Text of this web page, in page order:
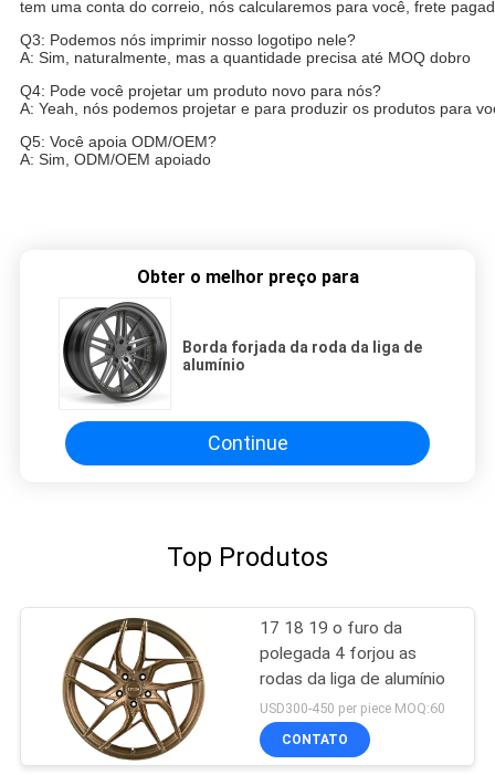
tem uma conta do correio, nós calcularemos para você, frete
Q3: Podemos nós imprimir nosso logotipo nele?
A: Sim, naturalmente, mas a quantidade precisa até MOQ dobro
Q4: Pode você projetar um produto novo para nós?
A: Yeah, nós podemos projetar e para produzir os produtos para
Q5: Você apoia ODM/OEM?
A: Sim, ODM/OEM apoiado
Obter o melhor preço para
Borda forjada da roda da liga de
alumínio
Continue
Top Produtos
17 18 19 o furo da
polegada 4 forjou as
rodas da liga de alumínio
USD300-450 per piece MOQ:60
CONTATO